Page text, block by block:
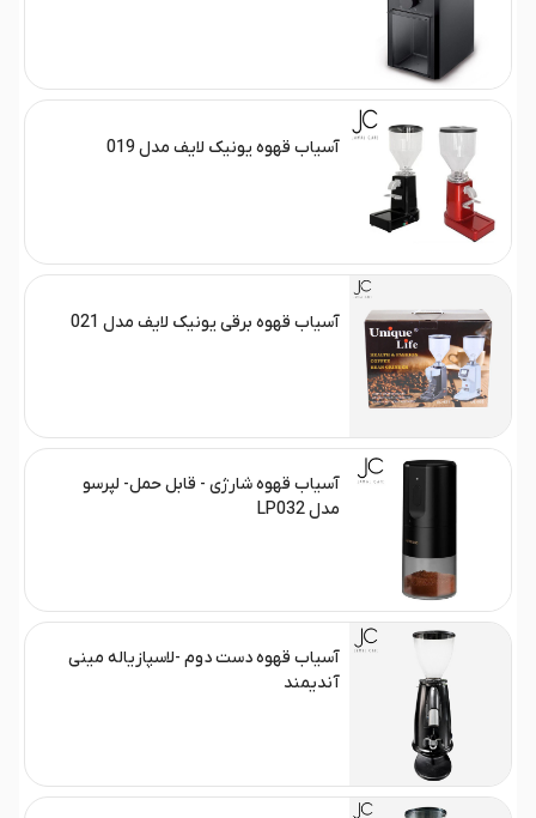
آسیاب قهوه یونیک لایف مدل 019
آسیاب قهوه برقی یونیک لایف مدل 021
آسیاب قهوه شارژی - قابل حمل- لپرسو
مدل LP032
آسیاب قهوه دست دوم -لاسپازیاله مینی
آندیمند